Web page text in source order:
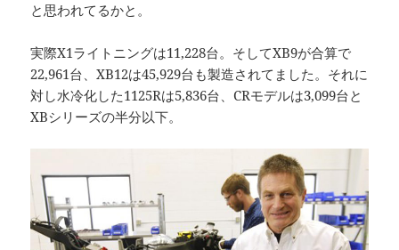
と思われてるかと。
実際X1ライトニングは11,228台。そしてXB9が合算で
22,961台、XB12は45,929台も製造されてました。それに
対し水冷化した1125Rは5,836台、CRモデルは3,099台と
XBシリーズの半分以下。